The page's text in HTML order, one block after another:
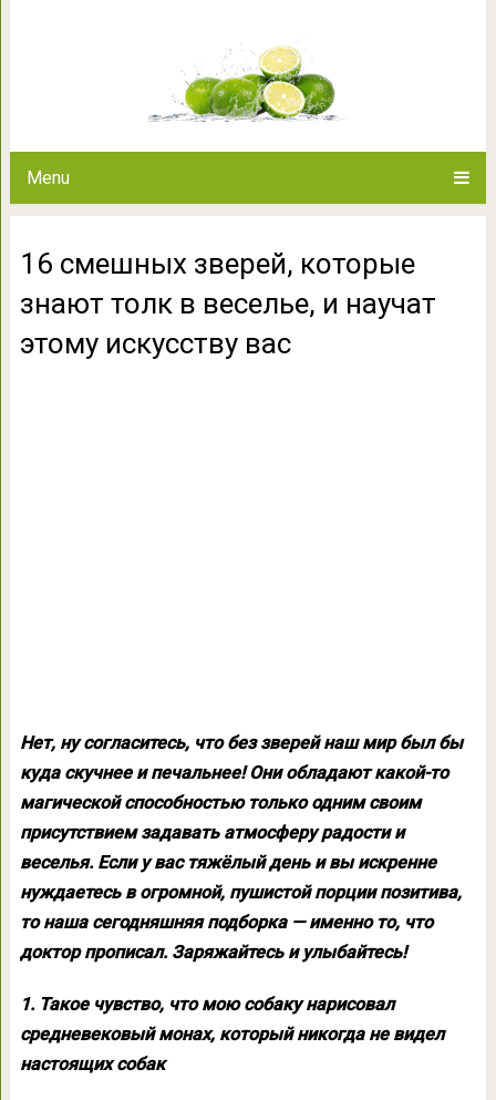
Menu
16 смешных зверей, которые
знают толк в веселье, и научат
этому искусству вас
Нет, ну согласитесь, что без зверей наш мир был бы
куда скучнее и печальнее! Они обладают какой-то
магической способностью только одним своим
присутствием задавать атмосферу радости и
веселья. Если у вас тяжёлый день и вы искренне
нуждаетесь в огромной, пушистой порции позитива,
то наша сегодняшняя подборка — именно то, что
доктор прописал. Заряжайтесь и улыбайтесь!
1. Такое чувство, что мою собаку нарисовал
средневековый монах, который никогда не видел
настоящих собак